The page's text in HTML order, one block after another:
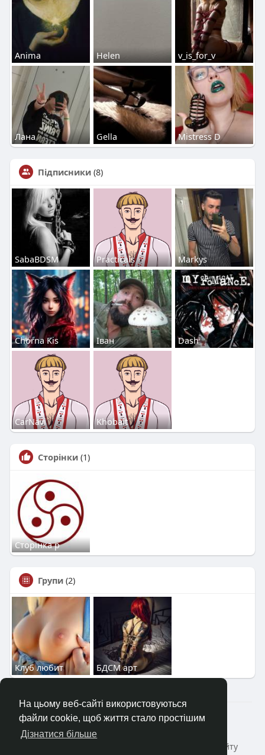
На цьому веб-сайті використовуються
файли cookie, щоб життя стало простішим
Дізнатися більше
Аnima Helen v_is_for_v
Лана Gella Mistress D
Підписники (8)
SabaBDSM Practicals Markys
Chorna Kis Іван Dash
CarNavi Khobalt
Сторінки (1)
Сторінка р
Групи (2)
Клуб любит БДСМ арт
2023—2026 © Клуб «Насолода»
Головна
Коротко про
Умови і Правила сайту